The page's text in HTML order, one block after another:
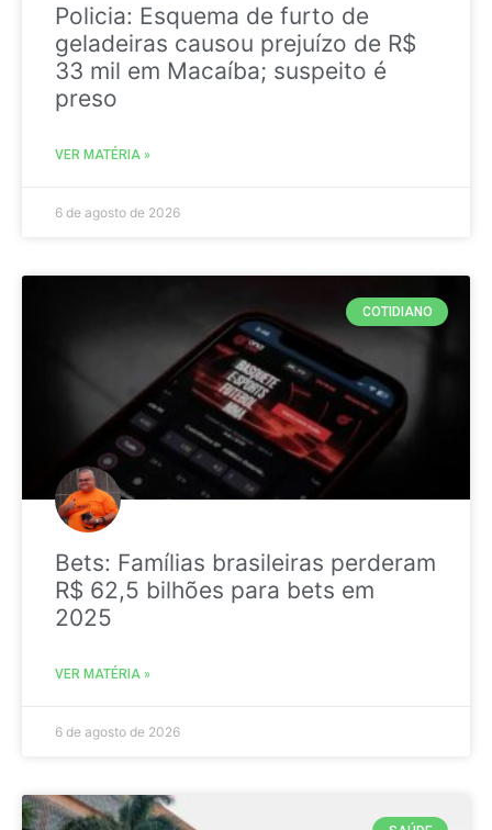
Policia: Esquema de furto de
geladeiras causou prejuízo de R$
33 mil em Macaíba; suspeito é
preso
VER MATÉRIA »
6 de agosto de 2026
COTIDIANO
Bets: Famílias brasileiras perderam
R$ 62,5 bilhões para bets em
2025
VER MATÉRIA »
6 de agosto de 2026